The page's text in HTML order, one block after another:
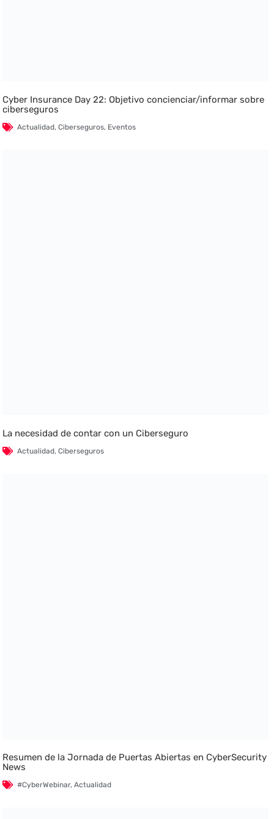
Cyber Insurance Day 22: Objetivo concienciar/informar sobre
ciberseguros
Actualidad,Ciberseguros, Eventos
La necesidad de contar con un Ciberseguro
Actualidad,Ciberseguros
Resumen de la Jornada de Puertas Abiertas en CyberSecurity
News
#CyberWebinar,Actualidad